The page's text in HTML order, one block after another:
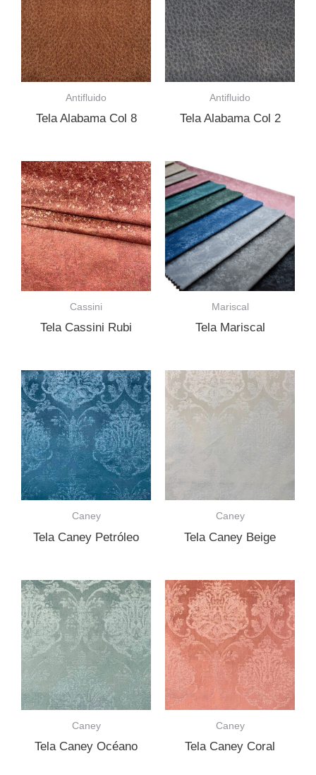
Antifluido
Tela Alabama Col 8
Antifluido
Tela Alabama Col 2
Cassini
Tela Cassini Rubi
Mariscal
Tela Mariscal
Caney
Tela Caney Petróleo
Caney
Tela Caney Beige
Caney
Tela Caney Océano
Caney
Tela Caney Coral